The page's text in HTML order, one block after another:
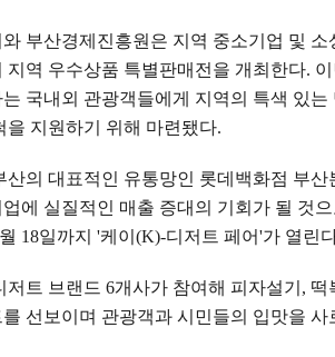
와 부산경제진흥원은 지역 중소기업 및
지역 우수상품 특별판매전을 개최한다.
는 국내외 관광객들에게 지역의 특색 있
을 지원하기 위해 마련됐다.
산의 대표적인 유통망인 롯데백화점 부
에 실질적인 매출 증대의 기회가 될 것
월 18일까지 '케이 (K)-디저트 페어'가 열린
저트 브랜드 6개사가 참여해 피자설기 , 떡
를 선보이며 관광객과 시민들의 입맛을 사